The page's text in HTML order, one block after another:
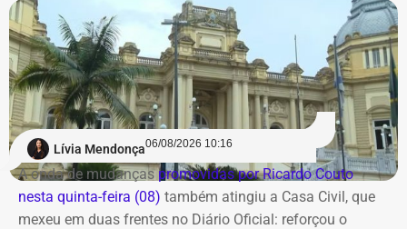
Lívia Mendonça06/08/2026 10:16
A onda de mudançaspromovidas por Ricardo Couto
nesta quinta-feira (08) também atingiu a Casa Civil, que
mexeu em duas frentes no Diário Oficial: reforçou o